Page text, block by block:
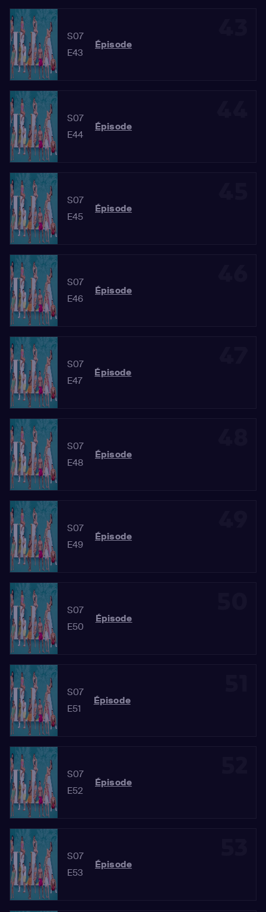
S07
E43
Épisode
S07
E44
Épisode
S07
E45
Épisode
S07
E46
Épisode
S07
E47
Épisode
S07
E48
Épisode
S07
E49
Épisode
S07
E50
Épisode
S07
E51
Épisode
S07
E52
Épisode
S07
E53
Épisode